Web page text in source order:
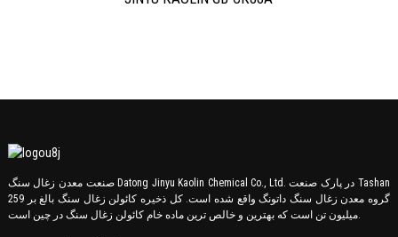
صنعت معدن زغال سنگ Datong Jinyu Kaolin Chemical Co., Ltd. در پارک صنعت Tashan
گروه معدن زغال سنگ داتونگ واقع شده است. کل ذخیره کائولن زغال سنگ بالغ بر 259
میلیون تن است که بهترین و خالص ترین ماده خام کائولن زغال سنگ در چین است.